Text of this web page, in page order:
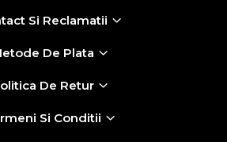
Si Reclamatii
De Plata
De Retur
Si Conditii